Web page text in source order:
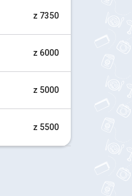
z 7350
z 6000
z 5000
z 5500